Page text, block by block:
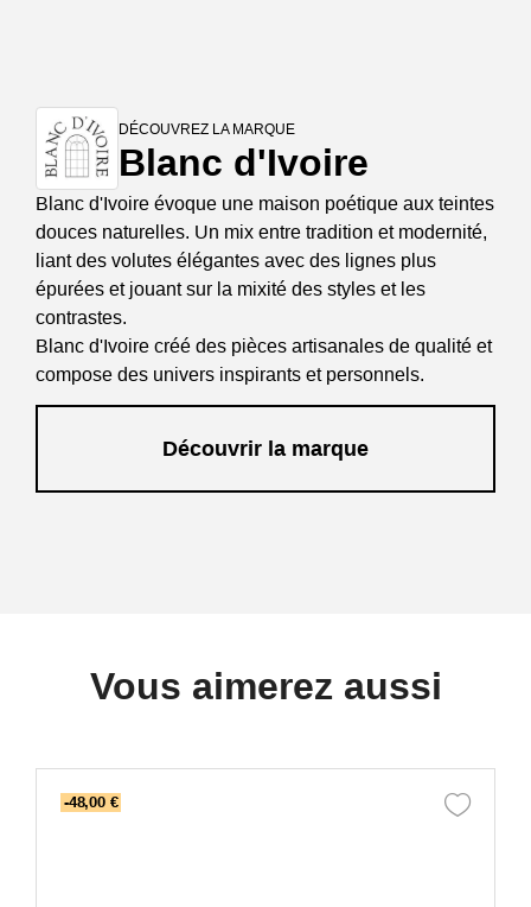
DÉCOUVREZ LA MARQUE
Blanc d'Ivoire
Blanc d'Ivoire évoque une maison poétique aux teintes
douces naturelles. Un mix entre tradition et modernité,
liant des volutes élégantes avec des lignes plus
épurées et jouant sur la mixité des styles et les
contrastes.
Blanc d'Ivoire créé des pièces artisanales de qualité et
compose des univers inspirants et personnels.
Découvrir la marque
Vous aimerez aussi
-48,00 €